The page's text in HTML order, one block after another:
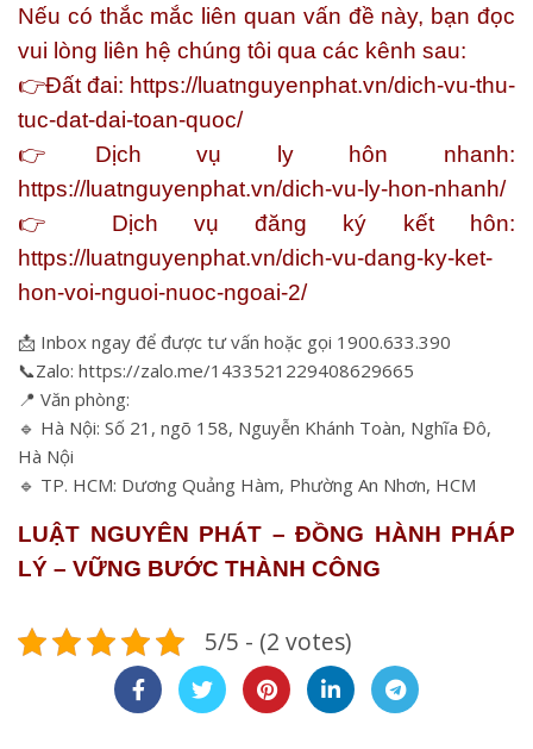
Nếu có thắc mắc liên quan vấn đề này, bạn đọc
vui lòng liên hệ chúng tôi qua các kênh sau:
👉Đất đai: https://luatnguyenphat.vn/dich-vu-thu-
tuc-dat-dai-toan-quoc/
👉 Dịch vụ ly hôn nhanh:
https://luatnguyenphat.vn/dich-vu-ly-hon-nhanh/
👉
Dịch vụ đăng ký kết hôn:
https://luatnguyenphat.vn/dich-vu-dang-ky-ket-
hon-voi-nguoi-nuoc-ngoai-2/
📩 Inbox ngay để được tư vấn hoặc gọi 1900.633.390
📞Zalo: https://zalo.me/1433521229408629665
📍 Văn phòng:
🔹 Hà Nội: Số 21, ngõ 158, Nguyễn Khánh Toàn, Nghĩa Đô,
Hà Nội
🔹 TP. HCM: Dương Quảng Hàm, Phường An Nhơn, HCM
LUẬT NGUYÊN PHÁT – ĐỒNG HÀNH PHÁP
LÝ – VỮNG BƯỚC THÀNH CÔNG
5/5 - (2 votes)